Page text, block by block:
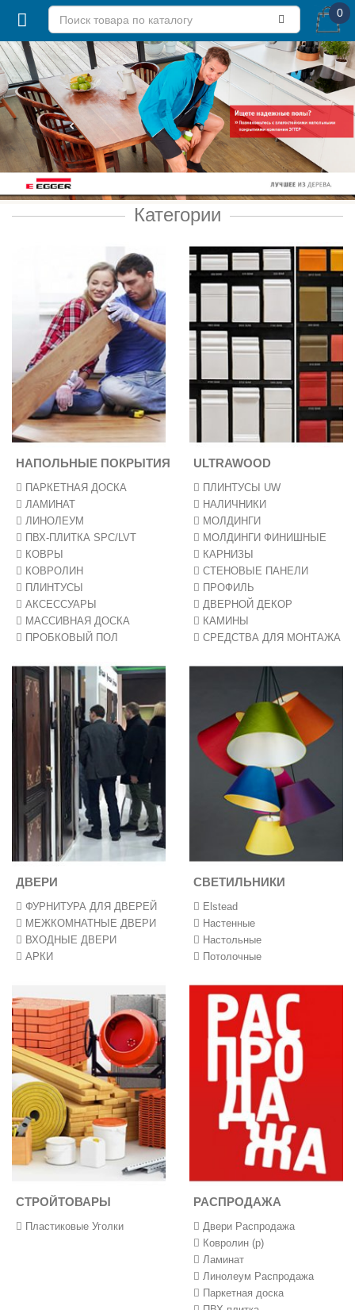
0
Категории
НАПОЛЬНЫЕ ПОКРЫТИЯ
ПАРКЕТНАЯ ДОСКА
ЛАМИНАТ
ЛИНОЛЕУМ
ПВХ-ПЛИТКА SPC/LVT
КОВРЫ
КОВРОЛИН
ПЛИНТУСЫ
АКСЕССУАРЫ
МАССИВНАЯ ДОСКА
ПРОБКОВЫЙ ПОЛ
ULTRAWOOD
ПЛИНТУСЫ UW
НАЛИЧНИКИ
МОЛДИНГИ
МОЛДИНГИ ФИНИШНЫЕ
КАРНИЗЫ
СТЕНОВЫЕ ПАНЕЛИ
ПРОФИЛЬ
ДВЕРНОЙ ДЕКОР
КАМИНЫ
СРЕДСТВА ДЛЯ МОНТАЖА
ДВЕРИ
ФУРНИТУРА ДЛЯ ДВЕРЕЙ
МЕЖКОМНАТНЫЕ ДВЕРИ
ВХОДНЫЕ ДВЕРИ
АРКИ
СВЕТИЛЬНИКИ
Elstead
Настенные
Настольные
Потолочные
СТРОЙТОВАРЫ
Пластиковые Уголки
РАСПРОДАЖА
Двери Распродажа
Ковролин (р)
Ламинат
Линолеум Распродажа
Паркетная доска